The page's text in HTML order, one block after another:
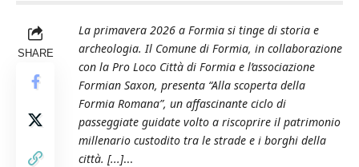
SHARE
La primavera 2026 a Formia si tinge di storia e
archeologia. Il Comune di Formia, in collaborazione
con la Pro Loco Città di Formia e l’associazione
Formian Saxon, presenta “Alla scoperta della
Formia Romana”, un affascinante ciclo di
passeggiate guidate volto a riscoprire il patrimonio
millenario custodito tra le strade e i borghi della
città. [...]...